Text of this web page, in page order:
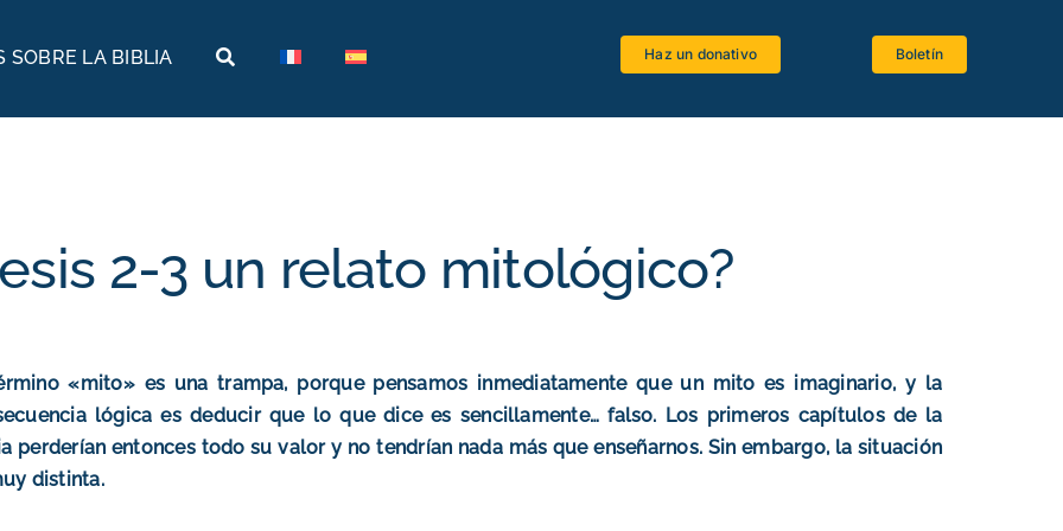
SOBRE LA BIBLIA
Geografía Egipto
Jordania
Lenguas antiguas
La Biblia y el Magisterio
Haz un donativo Boletín
2-3 un relato mitológico?
«mito» es una trampa, porque pensamos inmediatamente que un mito es imaginario, y la
lógica es deducir que lo que dice es sencillamente… falso. Los primeros capítulos de la
perderían entonces todo su valor y no tendrían nada más que enseñarnos. Sin embargo, la situación
distinta.